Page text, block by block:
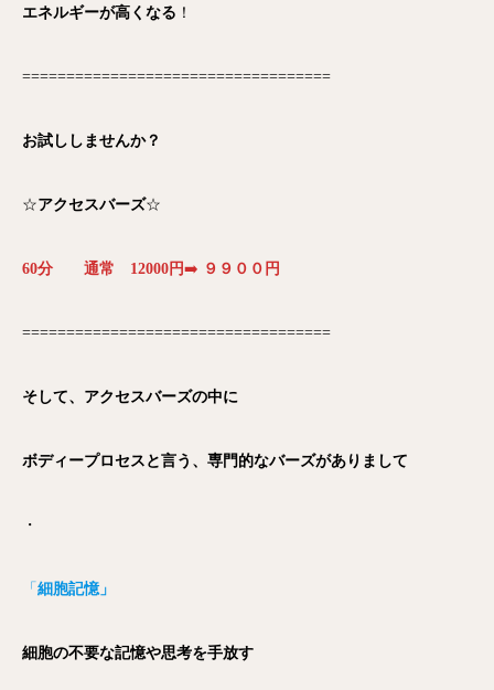
エネルギーが高くなる ！
===================================
お試ししませんか？
☆アクセスバーズ☆
60分 通常 12000円➡️ ９９００円
===================================
そして、アクセスバーズの中に
ボディープロセスと言う、専門的なバーズがありまして
・
「 細胞記憶」
細胞の不要な記憶や思考を手放す